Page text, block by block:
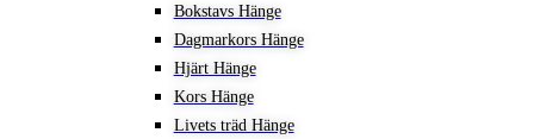
Bokstavs Hänge
Dagmarkors Hänge
Hjärt Hänge
Kors Hänge
Livets träd Hänge